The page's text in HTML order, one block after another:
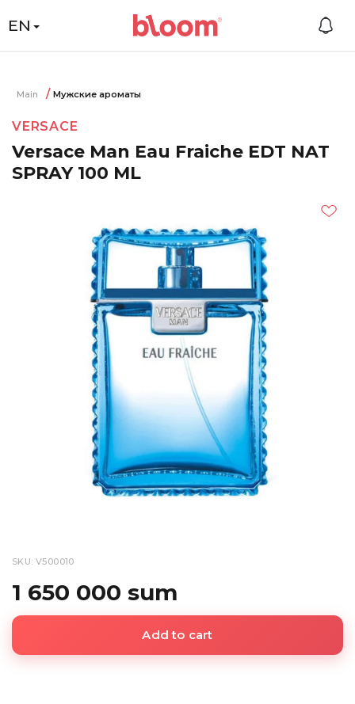
EN
Main Мужские ароматы
VERSACE
Versace Man Eau Fraiche EDT NAT
SPRAY 100 ML
SKU: V500010
1 650 000 sum
Add to cart